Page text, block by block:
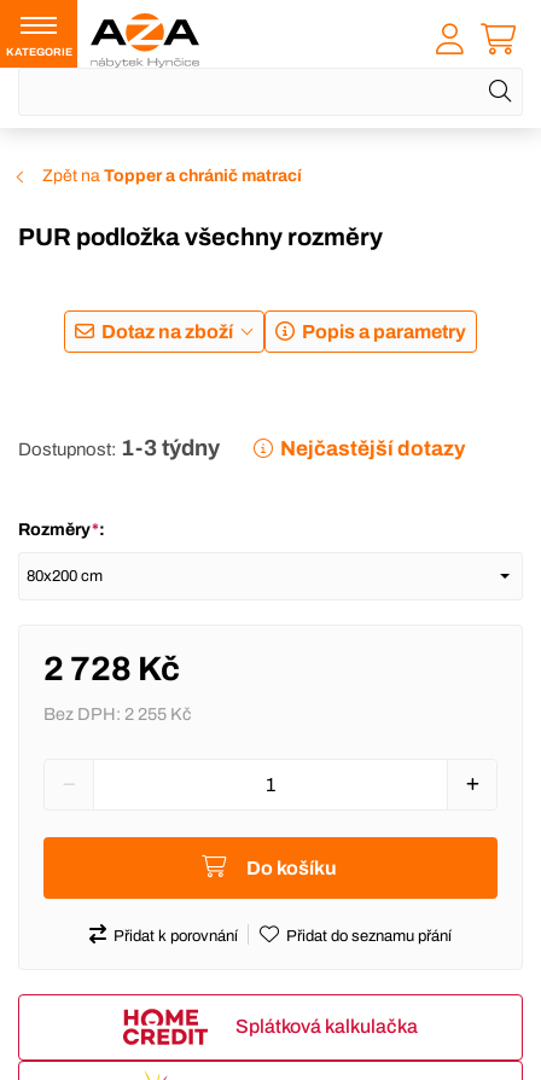
KATEGORIE
Zpět na Topper a chránič matrací
PUR podložka všechny rozměry
Dotaz na zboží Popis a parametry
Dostupnost: 1-3 týdny Nejčastější dotazy
Rozměry*:
2 728 Kč
Bez DPH: 2 255 Kč
Do košíku
Přidat k porovnání Přidat do seznamu přání
Splátková kalkulačka